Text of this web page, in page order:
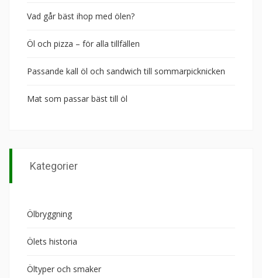
Vad går bäst ihop med ölen?
Öl och pizza – för alla tillfällen
Passande kall öl och sandwich till sommarpicknicken
Mat som passar bäst till öl
Kategorier
Ölbryggning
Ölets historia
Öltyper och smaker